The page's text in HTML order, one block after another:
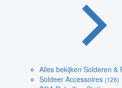
Alles bekijken Solderen &
Soldeer Accessoires (126)